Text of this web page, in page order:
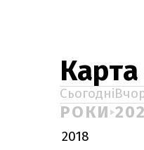
Сьогодні
РОКИ
2018